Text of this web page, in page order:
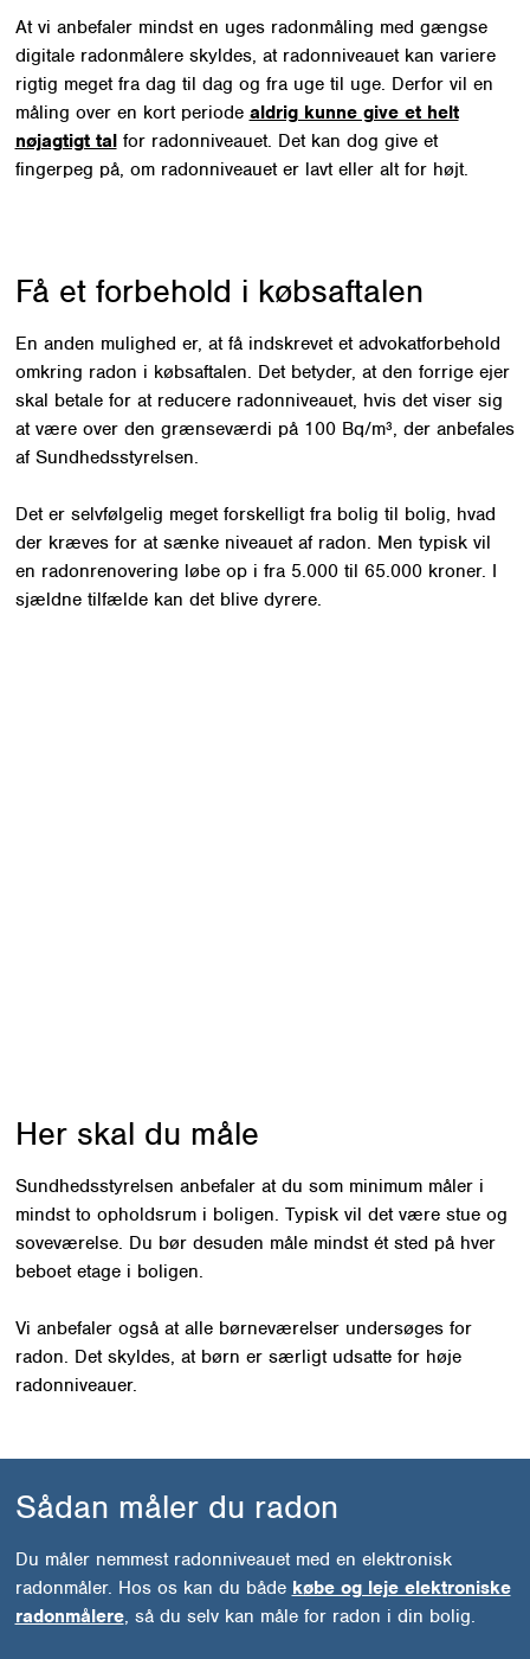
At vi anbefaler mindst en uges radonmåling med gængse
digitale radonmålere skyldes, at radonniveauet kan variere
rigtig meget fra dag til dag og fra uge til uge. Derfor vil en
måling over en kort periode aldrig kunne give et helt
nøjagtigt talfor radonniveauet. Det kan dog give et
fingerpeg på, om radonniveauet er lavt eller alt for højt.
Få et forbehold i købsaftalen
En anden mulighed er, at få indskrevet et advokatforbehold
omkring radon i købsaftalen. Det betyder, at den forrige ejer
skal betale for at reducere radonniveauet, hvis det viser sig
at være over den grænseværdi på 100 Bq/m³, der anbefales
af Sundhedsstyrelsen.
Det er selvfølgelig meget forskelligt fra bolig til bolig, hvad
der kræves for at sænke niveauet af radon. Men typisk vil
en radonrenovering løbe op i fra 5.000 til 65.000 kroner. I
sjældne tilfælde kan det blive dyrere.
Her skal du måle
Sundhedsstyrelsen anbefaler at du som minimum måler i
mindst to opholdsrum i boligen. Typisk vil det være stue og
soveværelse. Du bør desuden måle mindst ét sted på hver
beboet etage i boligen.
Vi anbefaler også at alle børneværelser undersøges for
radon. Det skyldes, at børn er særligt udsatte for høje
radonniveauer.
Sådan måler du radon
Du måler nemmest radonniveauet med en elektronisk
radonmåler. Hos os kan du både købe og leje elektroniske
radonmålere, så du selv kan måle for radon i din bolig.